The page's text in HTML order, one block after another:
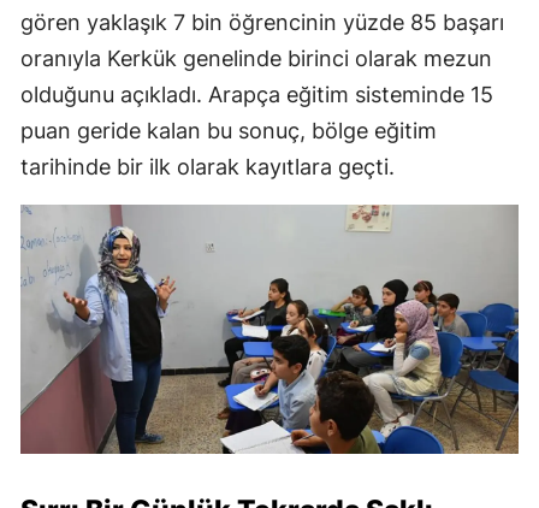
gören yaklaşık 7 bin öğrencinin yüzde 85 başarı
oranıyla Kerkük genelinde birinci olarak mezun
olduğunu açıkladı. Arapça eğitim sisteminde 15
puan geride kalan bu sonuç, bölge eğitim
tarihinde bir ilk olarak kayıtlara geçti.